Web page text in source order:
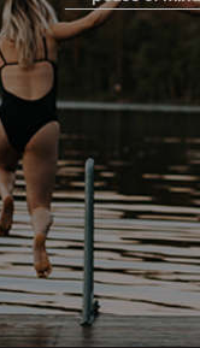
When you work with
take your whole
into consideration.
good job security
collective
insurances, as
parental leave,
wellness
attractive pension
competitive
there for